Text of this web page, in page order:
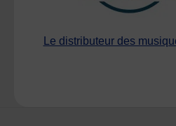
Le distributeur des